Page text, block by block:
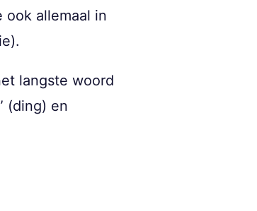
ook allemaal in
langste woord
(ding) en